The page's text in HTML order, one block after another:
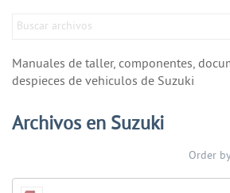
Manuales de taller, componentes,
despieces de vehiculos de Suzuki
Archivos en Suzuki
Order